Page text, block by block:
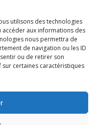
utilisons des technologies
aux informations des
nous permettra de
de navigation ou les ID
ou de retirer son
certaines caractéristiques